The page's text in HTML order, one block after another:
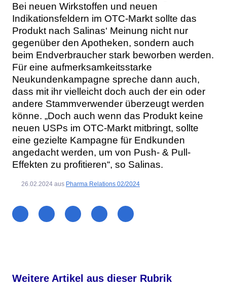
Bei neuen Wirkstoffen und neuen
Indikationsfeldern im OTC-Markt sollte das
Produkt nach Salinas‘ Meinung nicht nur
gegenüber den Apotheken, sondern auch
beim Endverbraucher stark beworben werden.
Für eine aufmerksamkeitsstarke
Neukundenkampagne spreche dann auch,
dass mit ihr vielleicht doch auch der ein oder
andere Stammverwender überzeugt werden
könne. „Doch auch wenn das Produkt keine
neuen USPs im OTC-Markt mitbringt, sollte
eine gezielte Kampagne für Endkunden
angedacht werden, um von Push- & Pull-
Effekten zu profitieren“, so Salinas.
26.02.2024 aus Pharma Relations 02/2024
Weitere Artikel aus dieser Rubrik